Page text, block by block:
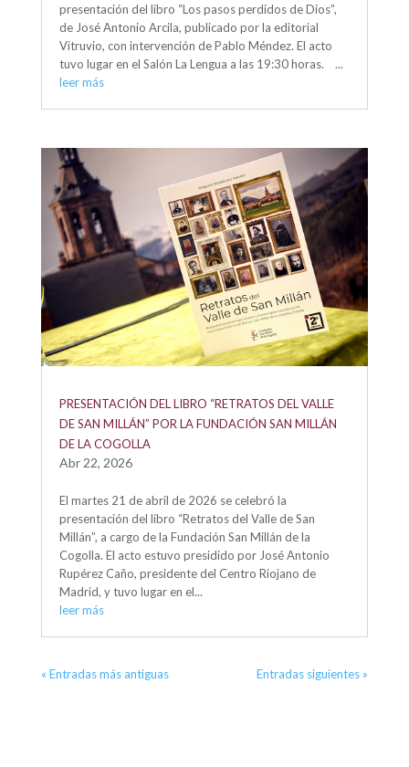
presentación del libro “Los pasos perdidos de Dios”,
de José Antonio Arcila, publicado por la editorial
Vitruvio, con intervención de Pablo Méndez. El acto
tuvo lugar en el Salón La Lengua a las 19:30 horas. ...
leer más
PRESENTACIÓN DEL LIBRO “RETRATOS DEL VALLE
DE SAN MILLÁN” POR LA FUNDACIÓN SAN MILLÁN
DE LA COGOLLA
Abr 22, 2026
El martes 21 de abril de 2026 se celebró la
presentación del libro “Retratos del Valle de San
Millán”, a cargo de la Fundación San Millán de la
Cogolla. El acto estuvo presidido por José Antonio
Rupérez Caño, presidente del Centro Riojano de
Madrid, y tuvo lugar en el...
leer más
« Entradas más antiguas Entradas siguientes »